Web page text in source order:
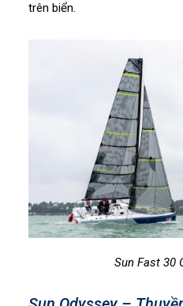
trên biển.
Sun Fast 30